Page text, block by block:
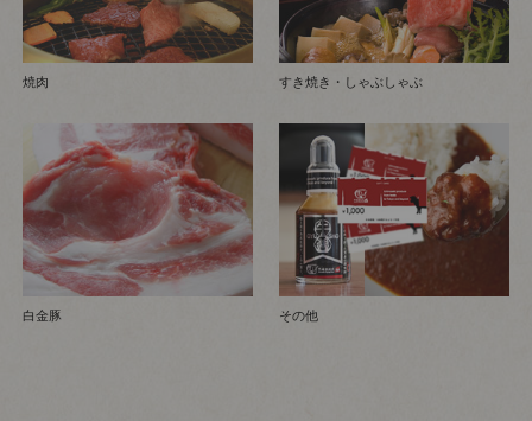
焼肉 すき焼き・しゃぶしゃぶ
白金豚 その他